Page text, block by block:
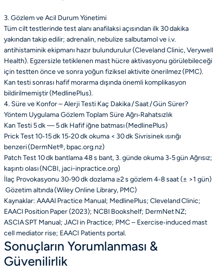
3. Gözlem ve Acil Durum Yönetimi
Tüm cilt testlerinde test alanı anafilaksi açısından ilk 30 dakika
yakından takip edilir; adrenalin, nebulize salbutamol ve i.v.
antihistaminik ekipmanı hazır bulundurulur (Cleveland Clinic, Verywell
Health). Egzersizle tetiklenen mast hücre aktivasyonu görülebileceği
için testten önce ve sonra yoğun fiziksel aktivite önerilmez (PMC).
Kan testi sonrası hafif morarma dışında önemli komplikasyon
bildirilmemiştir (MedlinePlus).
4. Süre ve Konfor – Alerji Testi Kaç Dakika / Saat / Gün Sürer?
Yöntem UygulamaGözlemToplam SüreAğrı‑Rahatsızlık
Kan Testi 5 dk— 5 dk Hafif iğne batması (MedlinePlus)
Prick Test10‑15 dk15‑20 dk okuma < 30 dk Sivrisinek ısırığı
benzeri (DermNet®, bpac.org.nz)
Patch Test10 dk bantlama48 s bant, 3. günde okuma 3‑5 gün Ağrısız;
kaşıntı olası (NCBI, jaci-inpractice.org)
İlaç Provokasyonu 30‑90 dk dozlama≥2 s gözlem4‑8 saat (± >1 gün)
Gözetim altında (Wiley Online Library, PMC)
Kaynaklar: AAAAI Practice Manual; MedlinePlus; Cleveland Clinic;
EAACI Position Paper (2023); NCBI Bookshelf; DermNet NZ;
ASCIA SPT Manual; JACI in Practice; PMC – Exercise‑induced mast
cell mediator rise; EAACI Patients portal.
Sonuçların Yorumlanması &
Güvenilirlik